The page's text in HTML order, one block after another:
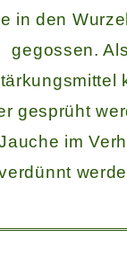
in den
gegossen. Als
gesprüht
im